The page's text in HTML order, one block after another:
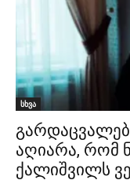
სხვა
აღიარა, რომ
ქალიშვილს